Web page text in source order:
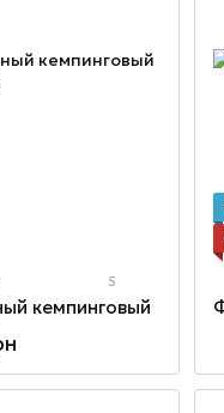
5
кемпинговый